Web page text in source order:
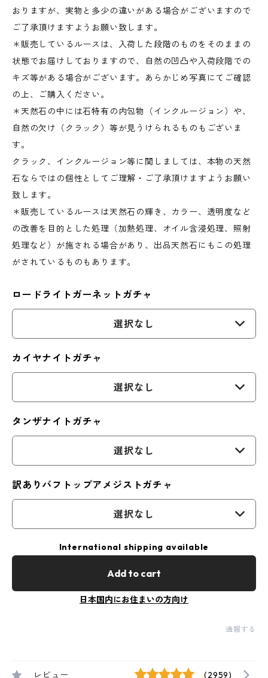
おりますが、実物と多少の違いがある場合がございますので
ご了承頂けますようお願い致します。
＊販売しているルースは、入荷した段階のものをそのままの
状態でお届けしておりますので、自然の凹凸や入荷段階での
キズ等がある場合がございます。あらかじめ写真にてご確認
の上、ご購入ください。
＊天然石の中には石特有の内包物（インクルージョン）や、
自然の欠け（クラック）等が見うけられるものもございま
す。
クラック、インクルージョン等に関しましては、本物の天然
石ならではの個性としてご理解・ご了承頂けますようお願い
致します。
＊販売しているルースは天然石の輝き、カラー、透明度など
の改善を目的とした処理（加熱処理、オイル含浸処理、照射
処理など）が施される場合があり、出品天然石にもこの処理
がされているものもあります。
ロードライトガーネットガチャ
選択なし
カイヤナイトガチャ
選択なし
タンザナイトガチャ
選択なし
訳ありバフトップアメジストガチャ
選択なし
International shipping available
Add to cart
日本国内にお住まいの方向け
通報する
レビュー (2959)